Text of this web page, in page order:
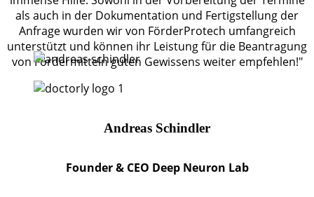
als auch in der Dokumentation und Fertigstellung der
Anfrage wurden wir von FörderProtech umfangreich
unterstützt und können ihr Leistung für die Beantragung
von Fördermitteln guten Gewissens weiter empfehlen!"
Andreas Schindler
Founder & CEO Deep Neuron Lab